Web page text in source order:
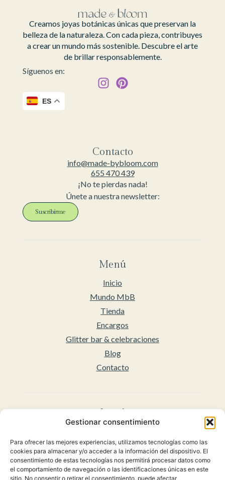
Gestionar consentimiento
Para ofrecer las mejores experiencias, utilizamos tecnologías como las
cookies para almacenar y/o acceder a la información del dispositivo. El
consentimiento de estas tecnologías nos permitirá procesar datos como
el comportamiento de navegación o las identificaciones únicas en este
sitio. No consentir o retirar el consentimiento, puede afectar
Creamos joyas botánicas únicas que preservan la
belleza de la naturaleza. Con cada pieza, contribuyes
a crear un mundo más sostenible. Descubre el arte
de brillar responsablemente.
Síguenos en:
ES
Contacto
info@made-bybloom.com
655 470 439
¡No te pierdas nada!
Únete a nuestra newsletter:
Suscribirme
Menú
Inicio
Mundo MbB
Tienda
Encargos
Glitter bar & celebraciones
Blog
Contacto
Accesibilidad
Políticas de privacidad
Política de cookies (UE)